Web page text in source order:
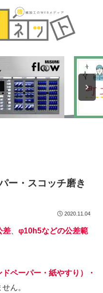
ー・スコッチ磨き
2020.11.04
差
φ10h5などの公差範
ペーパー・紙やすり）・
ん。